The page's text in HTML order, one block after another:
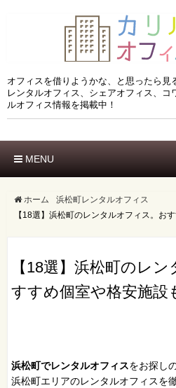
オフィスを借りようかな、と思ったら
レンタルオフィス、シェアオフィス、コ
ルオフィス情報を掲載中！
MENU
市区でさがす
特徴でさがす
ホーム
浜松町レンタルオフィス
【18選】浜松町のレンタルオフィス。お
【18選】浜松町のレ
すすめ個室や格安施設
浜松町でレンタルオフィスをお探し
浜松町エリアのレンタルオフィスを